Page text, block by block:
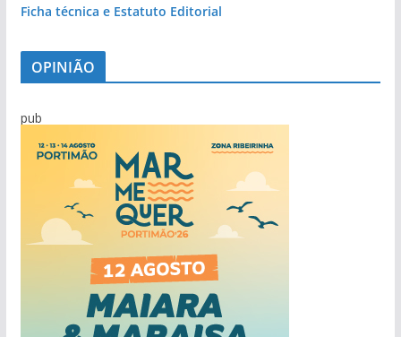
Ficha técnica e Estatuto Editorial
OPINIÃO
pub